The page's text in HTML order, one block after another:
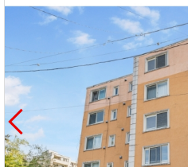
物
件
を
探
す
金額
試算
サービス
周辺相場
検索
（電子ブ
ック版）